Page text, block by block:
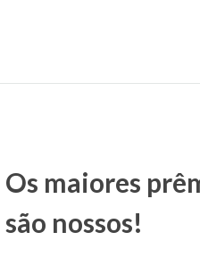
Os maiores
são nossos!